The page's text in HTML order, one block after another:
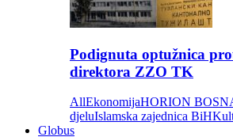
Podignuta optužnica
direktora ZZO TK
AllEkonomijaHORION
djeluIslamska zajednica BiH
Globus